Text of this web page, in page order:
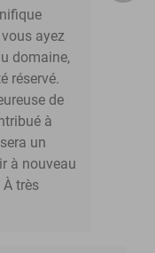
ayez
domaine,
réservé.
de
à
un
à nouveau
très